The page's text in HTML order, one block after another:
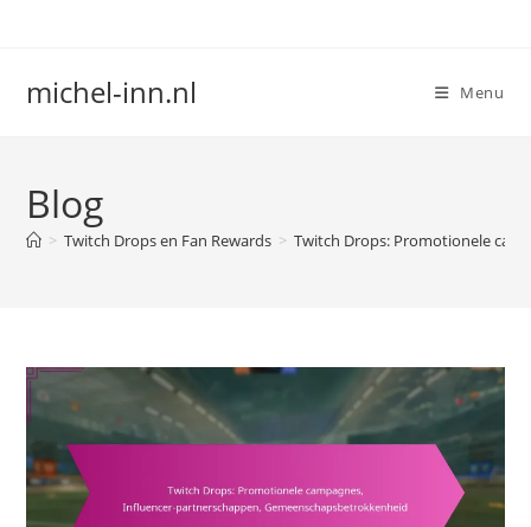
michel-inn.nl Menu
Blog
> Twitch Drops en Fan Rewards > Twitch Drops: Promotionele